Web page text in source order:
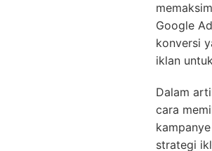
Google
konversi
iklan
Dalam
cara
strategi